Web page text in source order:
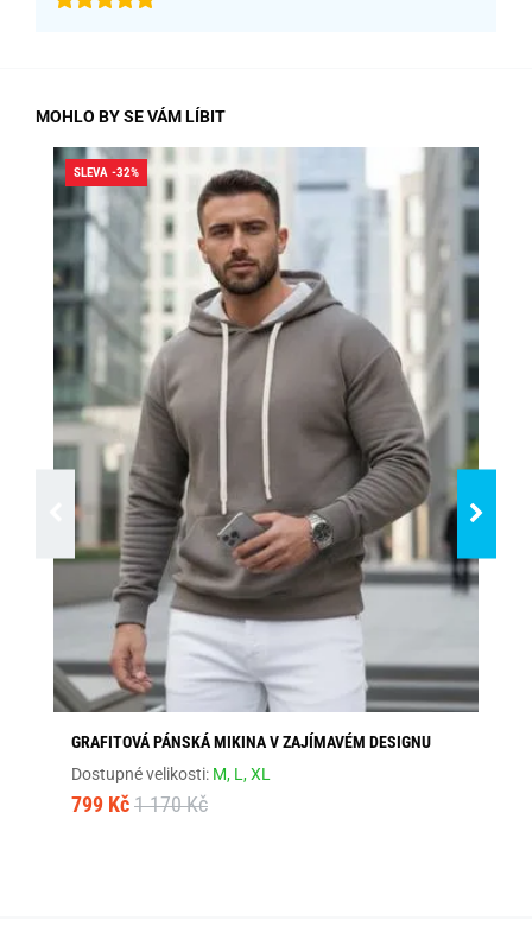
MOHLO BY SE VÁM LÍBIT
SLEVA -32%
GRAFITOVÁ PÁNSKÁ MIKINA V ZAJÍMAVÉM DESIGNU
Dostupné velikosti: M, L,XL
799 Kč 1 170 Kč